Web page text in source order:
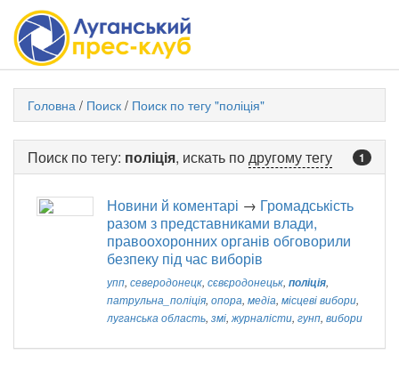
Головна / Поиск / Поиск по тегу "поліція"
1
Поиск по тегу: поліція, искать подругому тегу
Новини й коментарі → Громадськість
разом з представниками влади,
правоохоронних органів обговорили
безпеку під час виборів
упп, северодонецк, сєвєродонецьк, поліція,
патрульна_поліція, опора, медіа, місцеві вибори,
луганська область, змі, журналісти, гунп, вибори